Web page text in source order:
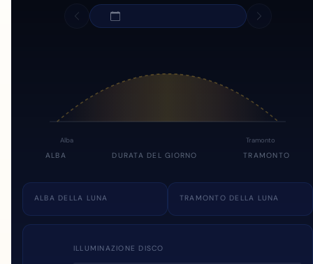
Alba Tramonto
ALBA DURATA DEL GIORNO TRAMONTO
ALBA DELLA LUNA TRAMONTO DELLA LUNA
ILLUMINAZIONE DISCO